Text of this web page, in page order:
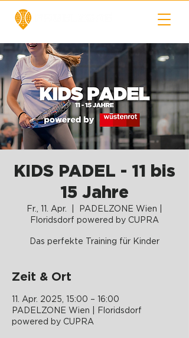
KIDS PADEL - 11 bis
15 Jahre
Fr., 11. Apr.
PADELZONE Wien |
Floridsdorf powered by CUPRA
Das perfekte Training für Kinder
Zeit & Ort
11. Apr. 2025, 15:00 – 16:00
PADELZONE Wien | Floridsdorf
powered by CUPRA